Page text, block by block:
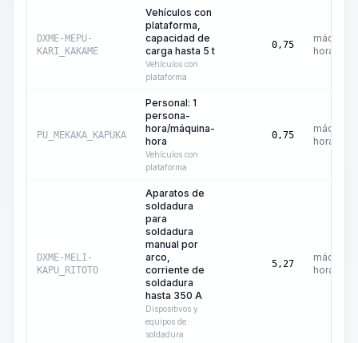
DXME-MEPU-
KARI_KAKAME
Vehículos con
plataforma,
capacidad de
carga hasta 5 t
Vehículos con
plataforma
0,75
máquina-
hora
PU_MEKAKA_KAPUKA
Personal: 1
persona-
hora/máquina-
hora
Vehículos con
plataforma
0,75
máquina-
hora
DXME-MELI-
KAPU_RITOTO
Aparatos de
soldadura
para
soldadura
manual por
arco,
corriente de
soldadura
hasta 350 A
Dispositivos y
equipos de
soldadura
5,27
máquina-
hora